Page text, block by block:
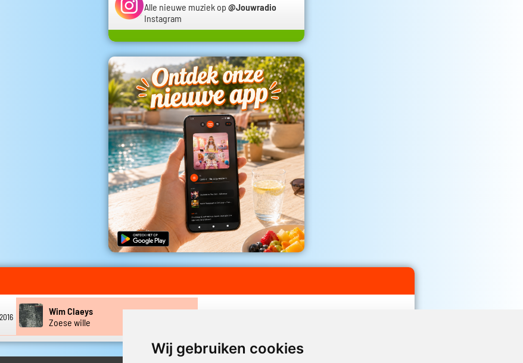
Wij gebruiken cookies
Alle nieuwe muziek op @Jouwradio
Instagram
2016
Wim Claeys
Zoese wille